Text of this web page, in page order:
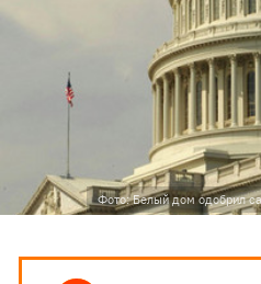
Фото: Белый дом одобрил